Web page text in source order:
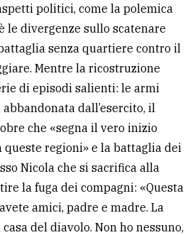
politici, come la polemica
le divergenze sullo scatenare
senza quartiere contro il
Mentre la ricostruzione
di episodi salienti: le armi
dall’esercito, il
che «segna il vero inizio
regioni» e la battaglia dei
Nicola che si sacrifica alla
la fuga dei compagni: «Questa
amici, padre e madre. La
del diavolo. Non ho nessuno,